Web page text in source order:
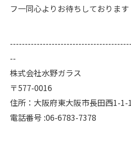
フ一同心よりお待ちしております
--
株式会社水野ガラス
〒577-0016
住所：大阪府東大阪市長田西1-1-
電話番号 :06-6783-7378